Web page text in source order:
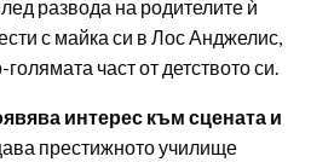
развода на родителите ѝ
с майка си в Лос Анджелис,
част от детството си.
интерес към сцената и
престижното училище